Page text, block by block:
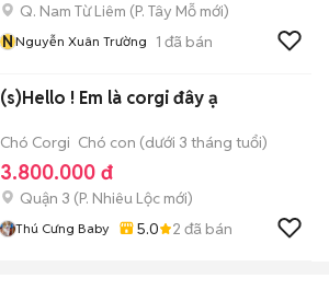
Q. Nam Từ Liêm (P. Tây Mỗ mới)
NNguyễn Xuân Trường 1 đã bán
(s)Hello ! Em là corgi đây ạ
Chó Corgi Chó con (dưới 3 tháng tuổi)
3.800.000 đ
Quận 3 (P. Nhiêu Lộc mới)
Thú Cưng Baby 5.0 2 đã bán